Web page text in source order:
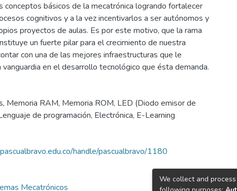
conceptos básicos de la mecatrónica logrando fortalecer
cognitivos y a la vez incentivarlos a ser autónomos y
proyectos de aulas. Es por este motivo, que la rama
un fuerte pilar para el crecimiento de nuestra
con una de las mejores infraestructuras que le
en el desarrollo tecnológico que ésta demanda.
, Memoria RAM, Memoria ROM, LED (Diodo emisor de
de programación, Electrónica, E-Learning
handle/pascualbravo/1180
Mecatrónicos
We collect and